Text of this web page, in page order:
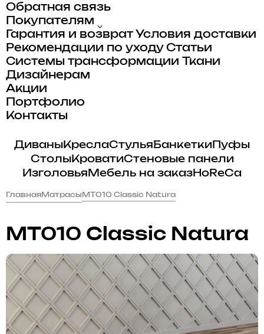
Обратная связь
Покупателям
Гарантия и возврат Условия доставки
Рекомендации по уходу Статьи
Системы трансформации
Ткани
Дизайнерам
Акции
Портфолио
Контакты
ДиваныКреслаСтульяБанкеткиПуфы
СтолыКроватиСтеновые панели
Изголовья Мебель на заказHoReCa
ГлавнаяМатрасы MT010 Classic Natura
MT010 Classic Natura